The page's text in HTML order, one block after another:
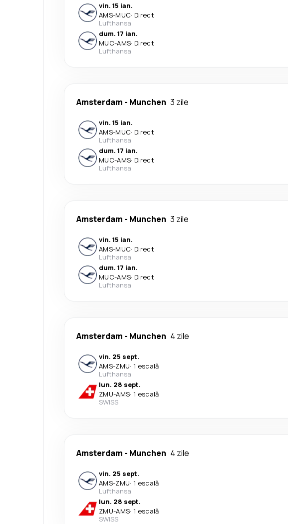
vin. 15 ian.
AMS-MUC· Direct
Lufthansa
dum. 17 ian.
MUC-AMS· Direct
Lufthansa
Amsterdam - Munchen 3 zile
vin. 15 ian.
AMS-MUC· Direct
Lufthansa
dum. 17 ian.
MUC-AMS· Direct
Lufthansa
Amsterdam - Munchen 3 zile
vin. 15 ian.
AMS-MUC· Direct
Lufthansa
dum. 17 ian.
MUC-AMS· Direct
Lufthansa
Amsterdam - Munchen 4 zile
vin. 25 sept.
AMS-ZMU· 1 escală
Lufthansa
lun. 28 sept.
ZMU-AMS· 1 escală
SWISS
Amsterdam - Munchen 4 zile
vin. 25 sept.
AMS-ZMU· 1 escală
Lufthansa
lun. 28 sept.
ZMU-AMS· 1 escală
SWISS